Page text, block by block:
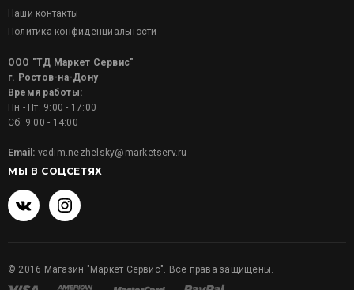
Наши контакты
Политика конфиденциальности
ООО "ТД Маркет Сервис"
г. Ростов-на-Дону
Время работы:
Пн - Пт: 9:00 - 17:00
Сб: 9:00 - 14:00
Email: vadim.nezhelsky@marketserv.ru
МЫ В СОЦСЕТЯХ
© 2016 Магазин "Маркет Сервис". Все права защищены.